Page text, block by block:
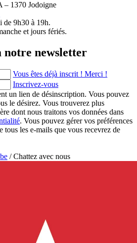
– 1370 Jodoigne
de 9h30 à 19h.
et jours fériés.
notre newsletter
Vous êtes déjà inscrit ! Merci !
Inscrivez-vous
un lien de désinscription. Vous pouvez
le désirez. Vous trouverez plus
dont nous traitons vos données dans
. Vous pouvez gérer vos préférences
tous les e-mails que vous recevrez de
/Chattez avec nous